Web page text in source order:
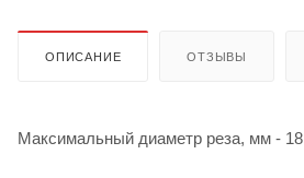
ОПИСАНИЕ ОТЗЫВЫ
Максимальный диаметр реза, мм - 18